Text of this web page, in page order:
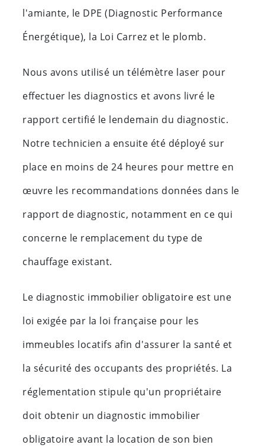
l'amiante, le DPE (Diagnostic Performance
Énergétique), la Loi Carrez et le plomb.
Nous avons utilisé un télémètre laser pour
effectuer les diagnostics et avons livré le
rapport certifié le lendemain du diagnostic.
Notre technicien a ensuite été déployé sur
place en moins de 24 heures pour mettre en
œuvre les recommandations données dans le
rapport de diagnostic, notamment en ce qui
concerne le remplacement du type de
chauffage existant.
Le diagnostic immobilier obligatoire est une
loi exigée par la loi française pour les
immeubles locatifs afin d'assurer la santé et
la sécurité des occupants des propriétés. La
réglementation stipule qu'un propriétaire
doit obtenir un diagnostic immobilier
obligatoire avant la location de son bien